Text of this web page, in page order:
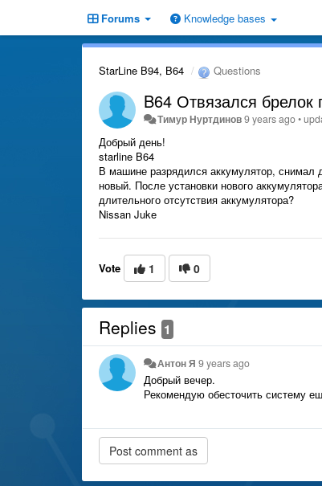
Forums Knowledge bases
StarLine B94, B64 Questions
B64 Отвязался брелок
Тимур Нуртдинов9 years ago•
Добрый день!
starline B64
В машине разрядился аккумулятор, снимал
новый. После установки нового
длительного отсутствия аккумулятора?
Nissan Juke
Vote 1 0
Replies 1
Антон Я 9 years ago
Добрый вечер.
Рекомендую обесточить систему